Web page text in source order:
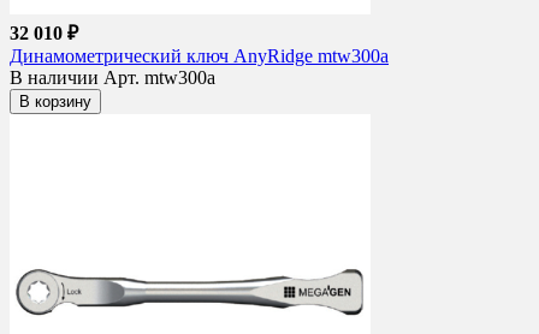
32 010 ₽
Динамометрический ключ AnyRidge mtw300a
В наличии Арт. mtw300a
В корзину